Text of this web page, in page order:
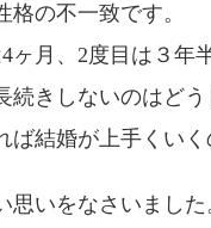
格の不一致です。
ヶ月、2度目は３年
続きしないのはどう
ば結婚が上手くい
思いをなさいました